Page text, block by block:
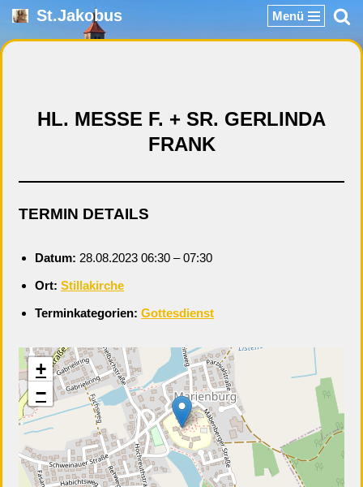
Zum
St.Jakobus Menü
HL. MESSE F. + SR. GERLINDA
FRANK
TERMIN DETAILS
Datum: 28.08.2023 06:30 –07:30
Ort: Stillakirche
Terminkategorien: Gottesdienst
+
−